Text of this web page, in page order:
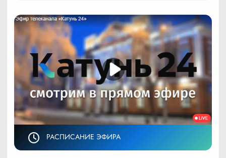
РАСПИСАНИЕ ЭФИРА